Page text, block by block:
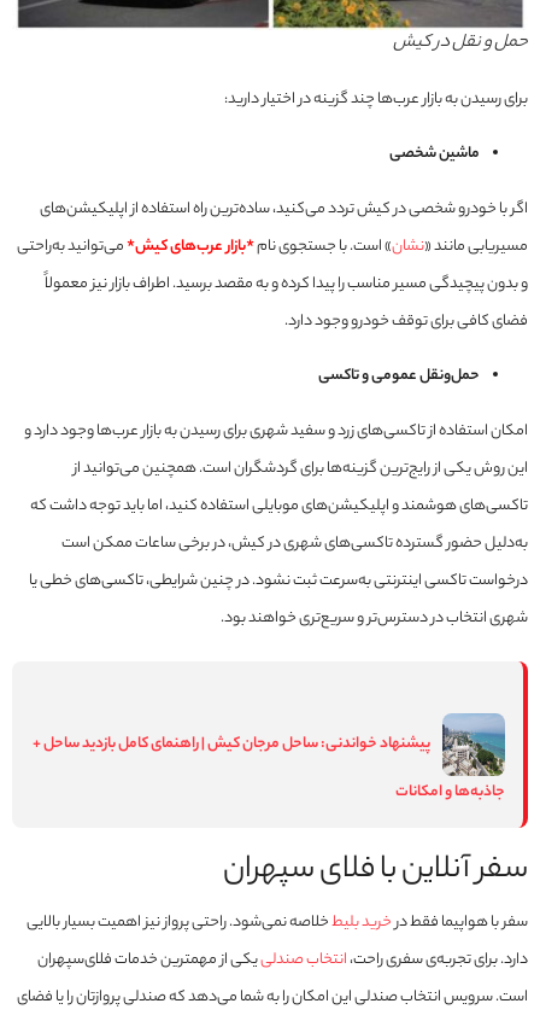
حمل و نقل در کیش
برای رسیدن به بازار عرب‌ها چند گزینه در اختیار دارید:
ماشین شخصی
اگر با خودرو شخصی در کیش تردد می‌کنید، ساده‌ترین راه استفاده از اپلیکیشن‌های
مسیریابی مانند «نشان» است. با جستجوی نام*بازار عرب‌های کیش*می‌توانید به‌راحتی
و بدون پیچیدگی مسیر مناسب را پیدا کرده و به مقصد برسید. اطراف بازار نیز معمولاً
فضای کافی برای توقف خودرو وجود دارد.
حمل‌ونقل عمومی و تاکسی
امکان استفاده از تاکسی‌های زرد و سفید شهری برای رسیدن به بازار عرب‌ها وجود دارد و
این روش یکی از رایج‌ترین گزینه‌ها برای گردشگران است. همچنین می‌توانید از
تاکسی‌های هوشمند و اپلیکیشن‌های موبایلی استفاده کنید، اما باید توجه داشت که
به‌دلیل حضور گسترده تاکسی‌های شهری در کیش، در برخی ساعات ممکن است
درخواست تاکسی اینترنتی به‌سرعت ثبت نشود. در چنین شرایطی، تاکسی‌های خطی یا
شهری انتخاب در دسترس‌تر و سریع‌تری خواهند بود.
پیشنهاد خواندنی:ساحل مرجان کیش | راهنمای کامل بازدید ساحل +
جاذبه‌ها و امکانات
سفر آنلاین با فلای سپهران
سفر با هواپیما فقط درخرید بلیطخلاصه نمی‌شود. راحتی پرواز نیز اهمیت بسیار بالایی
دارد. برای تجربه‌ی سفری راحت،انتخاب صندلییکی از مهمترین خدمات فلای‌سپهران
است. سرویس انتخاب صندلی این امکان را به شما می‌دهد که صندلی پروازتان را یا فضای